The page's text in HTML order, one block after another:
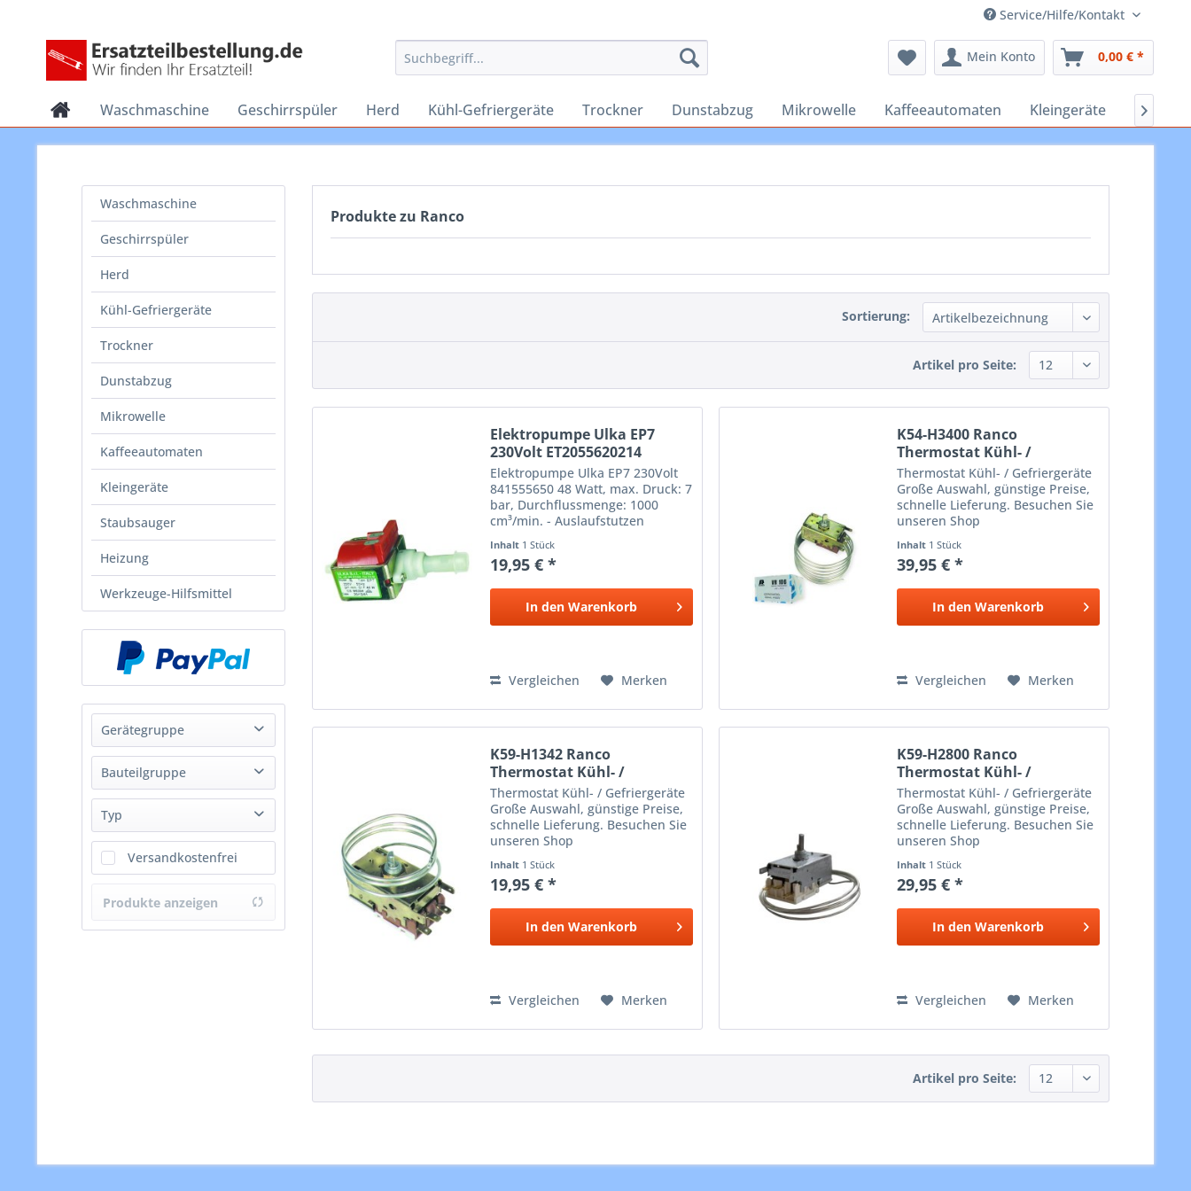
Service/Hilfe/Kontakt
Mein Konto 0,00 € *
Waschmaschine Geschirrspüler Herd Kühl-Gefriergeräte Trockner Dunstabzug Mikrowelle Kaffeeautomaten Kleingeräte 
Waschmaschine
Geschirrspüler
Herd
Kühl-Gefriergeräte
Trockner
Dunstabzug
Mikrowelle
Kaffeeautomaten
Kleingeräte
Staubsauger
Heizung
Werkzeuge-Hilfsmittel
Gerätegruppe
Bauteilgruppe
Teile-innenliegend
Typ
Ranco
Versandkostenfrei
Produkte anzeigen
Produkte zu Ranco
Sortierung:
Artikel pro Seite:
Elektropumpe Ulka EP7
230Volt ET2055620214
Elektropumpe Ulka EP7 230Volt
841555650 48 Watt, max. Druck: 7
bar, Durchflussmenge: 1000
cm³/min. - Auslaufstutzen
Aufschriften/Aufdrucke: Ulka EP
7, 230 V Modell E, 2/1min
Cl.FCSM6294 -Einlauf-
Inhalt 1 Stück
19,95 € *
In den Warenkorb
Vergleichen Merken
K54-H3400 Ranco
Thermostat Kühl- /
Gefriergeräte
Thermostat Kühl- / Gefriergeräte
Große Auswahl, günstige Preise,
schnelle Lieferung. Besuchen Sie
unseren Shop
Inhalt 1 Stück
39,95 € *
In den Warenkorb
Vergleichen Merken
K59-H1342 Ranco
Thermostat Kühl- /
Gefriergeräte
Thermostat Kühl- / Gefriergeräte
Große Auswahl, günstige Preise,
schnelle Lieferung. Besuchen Sie
unseren Shop
Inhalt 1 Stück
19,95 € *
In den Warenkorb
Vergleichen Merken
K59-H2800 Ranco
Thermostat Kühl- /
Gefriergeräte
Thermostat Kühl- / Gefriergeräte
Große Auswahl, günstige Preise,
schnelle Lieferung. Besuchen Sie
unseren Shop
Inhalt 1 Stück
29,95 € *
In den Warenkorb
Vergleichen Merken
Artikel pro Seite: